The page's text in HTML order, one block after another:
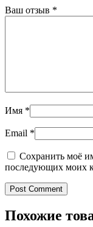
Ваш отзыв *
Имя *
Email *
Сохранить моё
последующих моих
Похожие